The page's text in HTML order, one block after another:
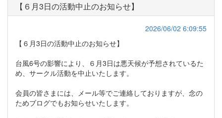
【６月3日の活動中止のお知らせ】
2026/06/02 6:09:55
【６月3日の活動中止のお知らせ】
台風6号の影響により、６月3日は悪天候が予想されているた
め、サークル活動を中止いたします。
会員の皆さまには、メール等でご連絡しておりますが、念の
ためブログでもお知らせいたします。